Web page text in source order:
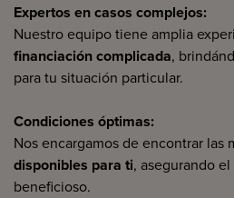
Expertos en casos complejos:
Nuestro equipo tiene amplia
financiación complicada,
para tu situación particular.
Condiciones óptimas:
Nos encargamos de encontrar las
disponibles para ti, asegurando
beneficioso.